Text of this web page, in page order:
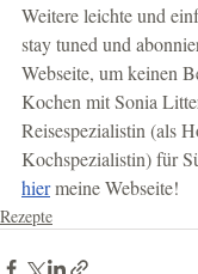
Weitere leichte und
stay tuned und
Webseite, um keinen
Kochen mit Sonia
Reisespezialistin (als
Kochspezialistin) für
hier meine Webseite!
Rezepte